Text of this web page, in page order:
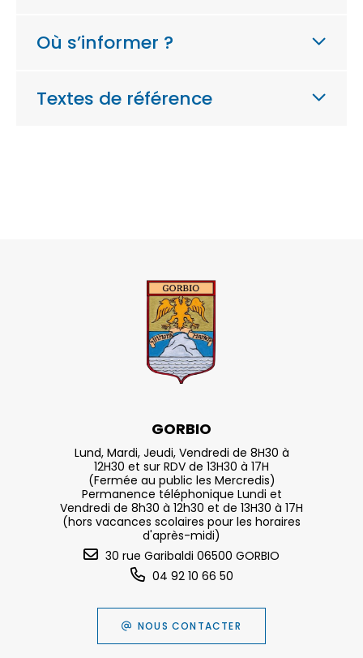
Où s’informer ?
Textes de référence
GORBIO
Lund, Mardi, Jeudi, Vendredi de 8H30 à
12H30 et sur RDV de 13H30 à 17H
(Fermée au public les Mercredis)
Permanence téléphonique Lundi et
Vendredi de 8h30 à 12h30 et de 13H30 à 17H
(hors vacances scolaires pour les horaires
d'après-midi)
30 rue Garibaldi 06500 GORBIO
04 92 10 66 50
NOUS CONTACTER